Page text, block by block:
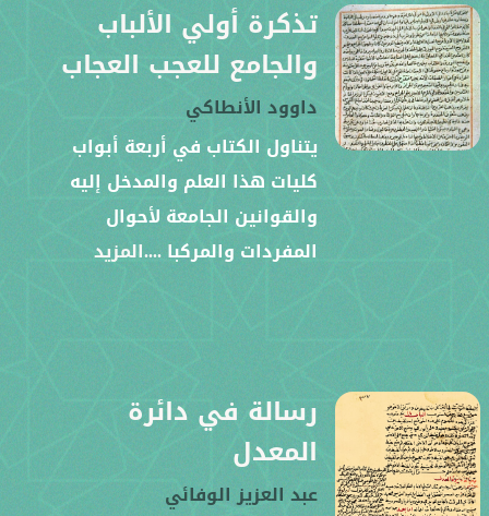
تذكرة أولي الألباب
والجامع للعجب العجاب
داوود الأنطاكي
يتناول الكتاب في أربعة أبواب
كليات هذا العلم والمدخل إليه
والقوانين الجامعة لأحوال
المفردات والمركبا....المزيد
رسالة في دائرة
المعدل
عبد العزيز الوفائي